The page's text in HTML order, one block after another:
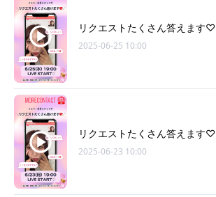
リクエストたくさん答えます♡
2025-06-25 10:00
リクエストたくさん答えます♡
2025-06-23 10:00